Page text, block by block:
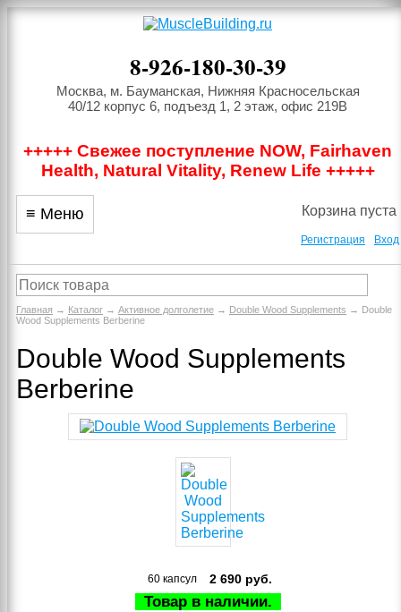
8-926-180-30-39
Москва, м. Бауманская, Нижняя Красносельская
40/12 корпус 6, подъезд 1, 2 этаж, офис 219В
+++++ Свежее поступление NOW, Fairhaven
Health, Natural Vitality, Renew Life +++++
≡ Меню Корзина пуста
Регистрация Вход
Главная → Каталог → Активное долголетие → Double Wood Supplements → Double
Wood Supplements Berberine
Double Wood Supplements
Berberine
60 капсул 2 690 руб.
Товар в наличии.